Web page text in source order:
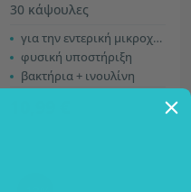
30 κάψουλες
για την εντερική μικροχλωρίδα
φυσική υποστήριξη
βακτήρια + ινουλίνη